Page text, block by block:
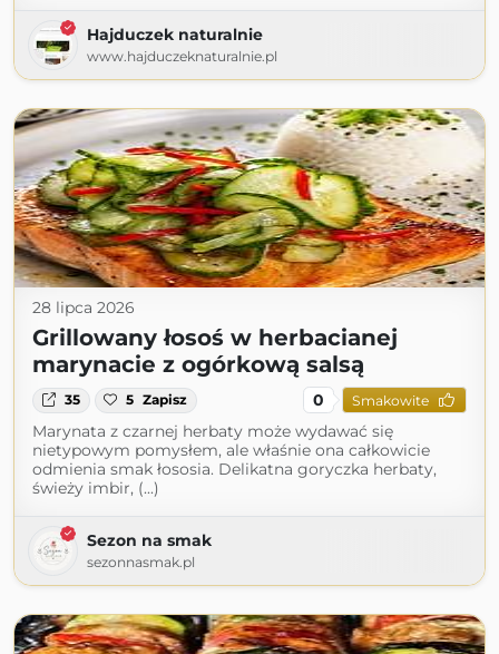
Hajduczek naturalnie
www.hajduczeknaturalnie.pl
28 lipca 2026
Grillowany łosoś w herbacianej
marynacie z ogórkową salsą
35 5 Zapisz 0 Smakowite
Marynata z czarnej herbaty może wydawać się
nietypowym pomysłem, ale właśnie ona całkowicie
odmienia smak łososia. Delikatna goryczka herbaty,
świeży imbir, (...)
Sezon na smak
sezonnasmak.pl